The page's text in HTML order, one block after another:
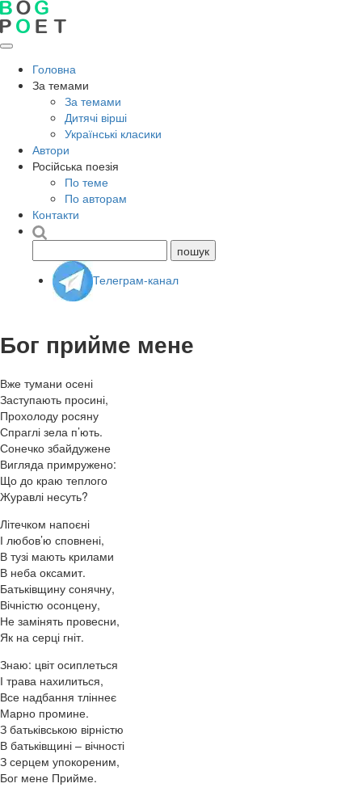
Головна
За темами
За темами
Дитячі вірші
Українські класики
Автори
Російська поезія
По теме
По авторам
Контакти
Телеграм-канал
Бог прийме мене
Вже тумани осені
Заступають просині,
Прохолоду росяну
Спраглі зела п’ють.
Сонечко збайдужене
Вигляда примружено:
Що до краю теплого
Журавлі несуть?
Літечком напоєні
І любов’ю сповнені,
В тузі мають крилами
В неба оксамит.
Батьківщину сонячну,
Вічністю осонцену,
Не замінять провесни,
Як на серці гніт.
Знаю: цвіт осиплеться
І трава нахилиться,
Все надбання тліннеє
Марно промине.
З батьківською вірністю
В батьківщині – вічності
З серцем упокореним,
Бог мене Прийме.